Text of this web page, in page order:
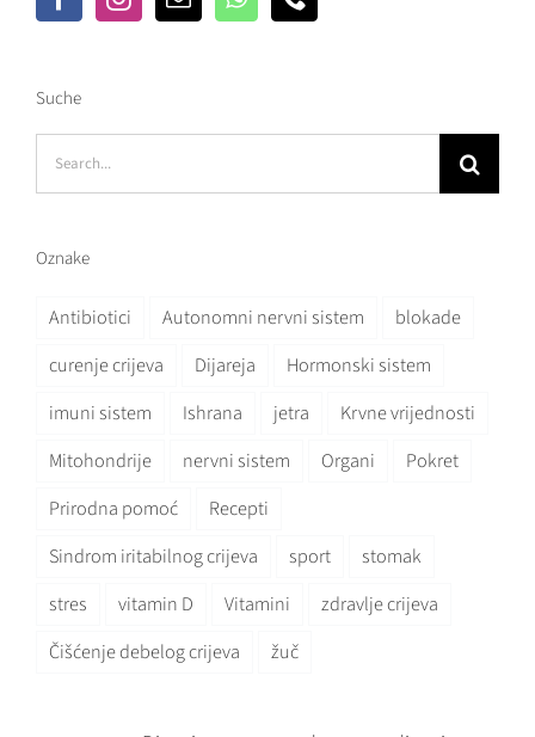
Suche
for:
Oznake
Antibiotici Autonomni nervni sistem
blokade
curenje crijeva
Dijareja
Hormonski sistem
imuni sistem
Ishrana jetra
Krvne vrijednosti
Mitohondrije
nervni sistem Organi
Pokret
Prirodna pomoć
Recepti
Sindrom iritabilnog crijeva
sport
stomak
stres
vitamin D Vitamini
zdravlje crijeva
Čišćenje debelog crijeva
žuč